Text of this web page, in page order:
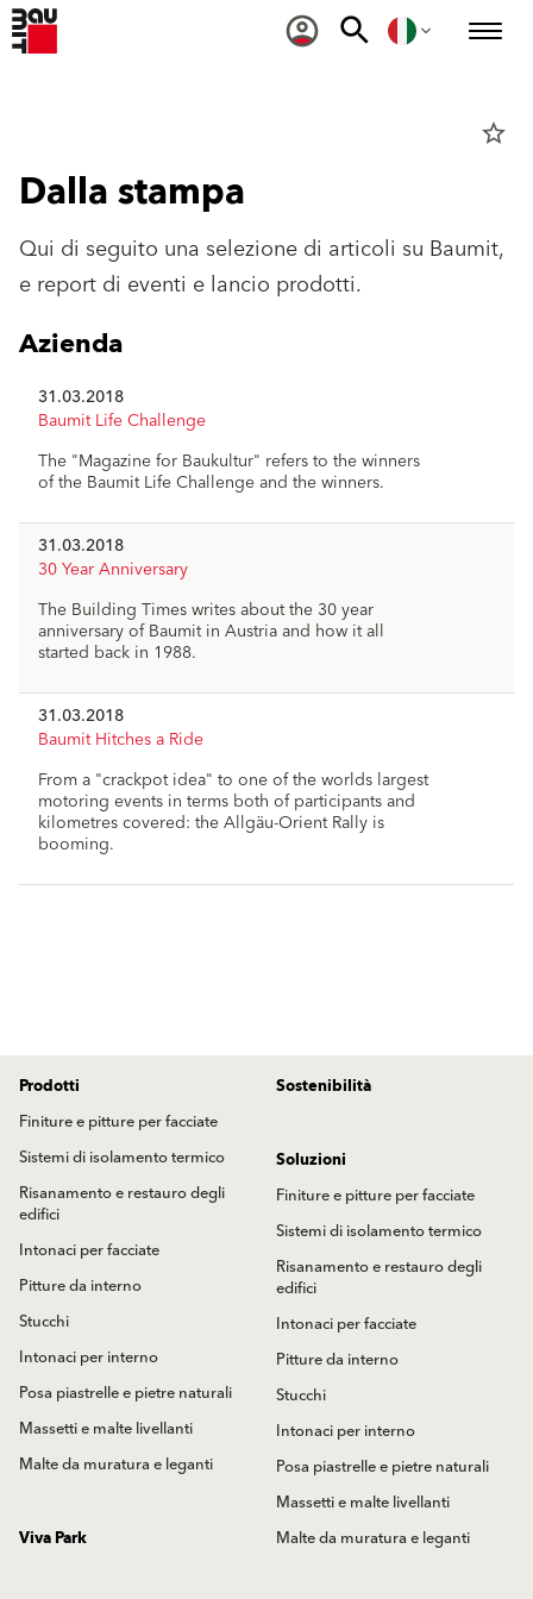
star_border
Dalla stampa
Qui di seguito una selezione di articoli su Baumit,
e report di eventi e lancio prodotti.
Azienda
31.03.2018
Baumit Life Challenge
The "Magazine for Baukultur" refers to the winners
of the Baumit Life Challenge and the winners.
31.03.2018
30 Year Anniversary
The Building Times writes about the 30 year
anniversary of Baumit in Austria and how it all
started back in 1988.
31.03.2018
Baumit Hitches a Ride
From a "crackpot idea" to one of the worlds largest
motoring events in terms both of participants and
kilometres covered: the Allgäu-Orient Rally is
booming.
Prodotti
Finiture e pitture per facciate
Sistemi di isolamento termico
Risanamento e restauro degli
edifici
Intonaci per facciate
Pitture da interno
Stucchi
Intonaci per interno
Posa piastrelle e pietre naturali
Massetti e malte livellanti
Malte da muratura e leganti
Sostenibilità
Soluzioni
Finiture e pitture per facciate
Sistemi di isolamento termico
Risanamento e restauro degli
edifici
Intonaci per facciate
Pitture da interno
Stucchi
Intonaci per interno
Posa piastrelle e pietre naturali
Massetti e malte livellanti
Malte da muratura e leganti
Viva Park